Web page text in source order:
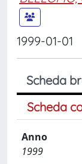
1999-01-01
Scheda
Scheda
Anno
1999